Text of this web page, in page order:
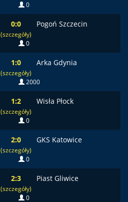
0
0:0
(szczegóły)
Pogoń Szczecin
0
1:0
(szczegóły)
Arka Gdynia
2000
1:2
(szczegóły)
Wisła Płock
0
2:0
(szczegóły)
GKS Katowice
0
2:3
(szczegóły)
Piast Gliwice
0